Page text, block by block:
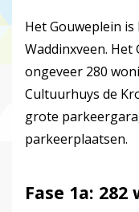
Het Gouweplein
Waddinxveen.
ongeveer 280
Cultuurhuys de
grote
parkeerplaatsen.
Fase 1a: